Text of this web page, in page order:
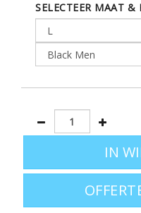
overslag. Afwerking
SELECTEER MAAT &